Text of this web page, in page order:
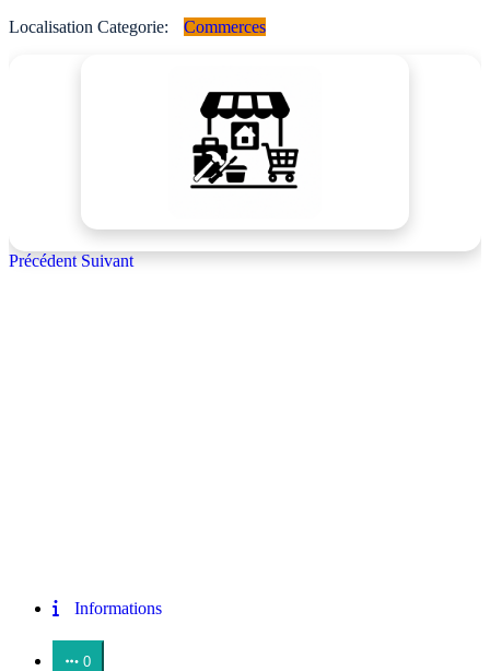
Localisation Categorie:
Commerces
Précédent Suivant
Informations
0